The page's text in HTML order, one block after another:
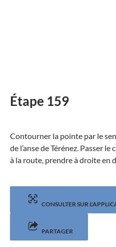
Étape 159
Contourner la pointe par le
de l’anse de Térénez. Passer
à la route, prendre à droite en
CONSULTER SUR
PARTAGER